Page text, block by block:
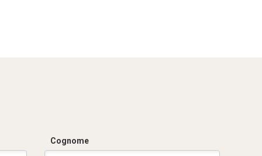
Cognome